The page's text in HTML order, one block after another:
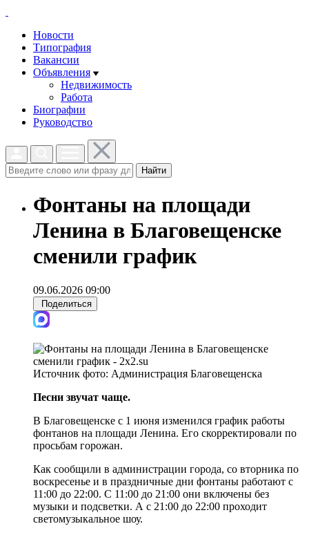
Новости
Типография
Вакансии
Объявления
Недвижимость
Работа
Биографии
Руководство
Найти
Фонтаны на площади
Ленина в Благовещенске
сменили график
09.06.2026 09:00
Поделиться
Источник фото: Администрация Благовещенска
Песни звучат чаще.
В Благовещенске с 1 июня изменился график работы
фонтанов на площади Ленина. Его скорректировали по
просьбам горожан.
Как сообщили в администрации города, со вторника по
воскресенье и в праздничные дни фонтаны работают с
11:00 до 22:00. С 11:00 до 21:00 они включены без
музыки и подсветки. А с 21:00 до 22:00 проходит
светомузыкальное шоу.